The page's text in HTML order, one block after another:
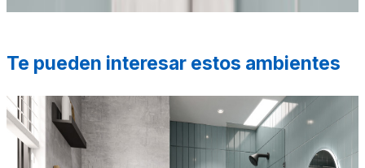
Te pueden interesar estos ambientes